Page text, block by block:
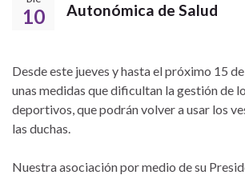
10
Autonómica de Salud
Desde este jueves y hasta el próximo 15
unas medidas que dificultan la gestión de
deportivos, que podrán volver a usar los
las duchas.
Nuestra asociación por medio de su